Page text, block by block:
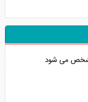
مشخص می شود